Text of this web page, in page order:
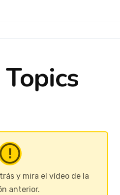
y mira el vídeo de la
anterior.